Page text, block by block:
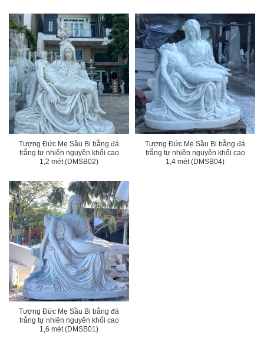
Tượng Đức Mẹ Sầu Bi bằng đá
trắng tự nhiên nguyên khối cao
1,2 mét (DMSB02)
Tượng Đức Mẹ Sầu Bi bằng đá
trắng tự nhiên nguyên khối cao
1,4 mét (DMSB04)
Tượng Đức Mẹ Sầu Bi bằng đá
trắng tự nhiên nguyên khối cao
1,6 mét (DMSB01)